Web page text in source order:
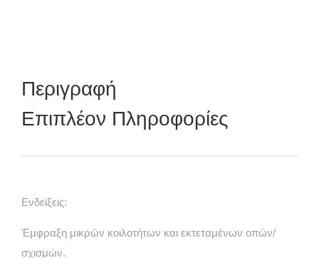
Περιγραφή
Επιπλέον Πληροφορίες
Ενδείξεις:
Έμφραξη μικρών κοιλοτήτων και εκτεταμένων οπών/
σχισμών.